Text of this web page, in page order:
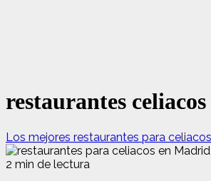
restaurantes
Los mejores restaurantes para
2 min de lectura